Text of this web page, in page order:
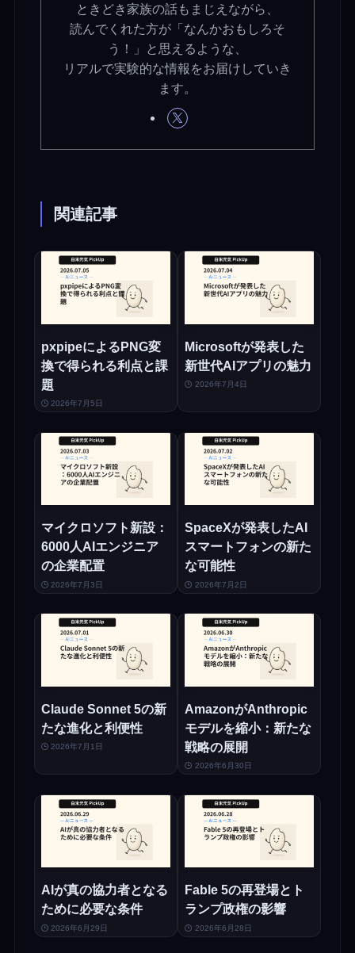
ときどき家族の話もまじえながら、
読んでくれた方が「なんかおもしろそ
う！」と思えるような、
リアルで実験的な情報をお届けしていき
ます。
関連記事
pxpipeによるPNG変
換で得られる利点と課
題
2026年7月5日
Microsoftが発表した
新世代AIアプリの魅力
2026年7月4日
マイクロソフト新設：
6000人AIエンジニア
の企業配置
2026年7月3日
SpaceXが発表したAI
スマートフォンの新た
な可能性
2026年7月2日
Claude Sonnet 5の新
たな進化と利便性
2026年7月1日
AmazonがAnthropic
モデルを縮小：新たな
戦略の展開
2026年6月30日
AIが真の協力者となる
ために必要な条件
2026年6月29日
Fable 5の再登場とト
ランプ政権の影響
2026年6月28日